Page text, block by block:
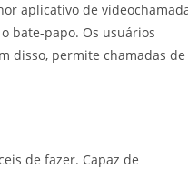
aplicativo de
bate-papo. Os usuários
disso, permite chamadas de
de fazer. Capaz de